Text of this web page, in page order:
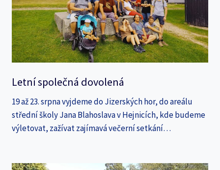
Letní společná dovolená
19 až 23. srpna vyjdeme do Jizerských hor, do areálu
střední školy Jana Blahoslava v Hejnicích, kde budeme
výletovat, zažívat zajímavá večerní setkání…